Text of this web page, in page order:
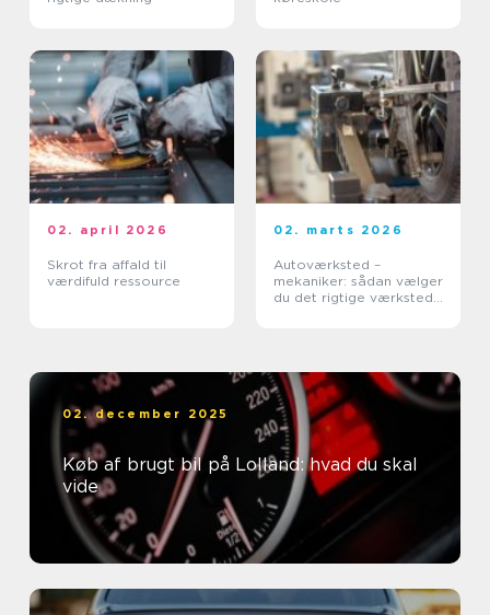
02. april 2026
Skrot fra affald til
værdifuld ressource
02. marts 2026
Autoværksted –
mekaniker: sådan vælger
du det rigtige værksted
02. december 2025
Køb af brugt bil på Lolland: hvad du skal
vide